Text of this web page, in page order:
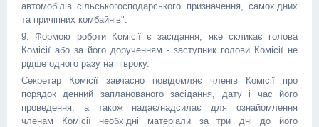
автомобілів сільськогосподарського призначення, самохідних
та причіпних комбайнів".
9. Формою роботи Комісії є засідання, яке скликає голова
Комісії або за його дорученням - заступник голови Комісії не
рідше одного разу на півроку.
Секретар Комісії завчасно повідомляє членів Комісії про
порядок денний запланованого засідання, дату і час його
проведення, а також надає/надсилає для ознайомлення
членам Комісії необхідні матеріали за три дні до його